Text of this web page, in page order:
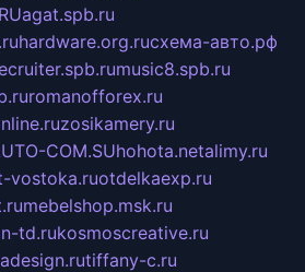
agat.spb.ru
hardware.org.ruсхема-авто.рф
music8.spb.ru
romanofforex.ru
zosikamery.ru
COM.SUhohota.netalimy.ru
vostoka.ruotdelkaexp.ru
mebelshop.msk.ru
td.rukosmoscreative.ru
tiffany-c.ru